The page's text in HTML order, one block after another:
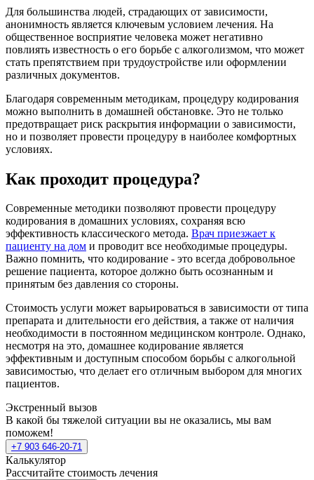
Для большинства людей, страдающих от зависимости,
анонимность является ключевым условием лечения. На
общественное восприятие человека может негативно
повлиять известность о его борьбе с алкоголизмом, что может
стать препятствием при трудоустройстве или оформлении
различных документов.
Благодаря современным методикам, процедуру кодирования
можно выполнить в домашней обстановке. Это не только
предотвращает риск раскрытия информации о зависимости,
но и позволяет провести процедуру в наиболее комфортных
условиях.
Как проходит процедура?
Современные методики позволяют провести процедуру
кодирования в домашних условиях, сохраняя всю
эффективность классического метода. Врач приезжает к
пациенту на дом и проводит все необходимые процедуры.
Важно помнить, что кодирование - это всегда добровольное
решение пациента, которое должно быть осознанным и
принятым без давления со стороны.
Стоимость услуги может варьироваться в зависимости от типа
препарата и длительности его действия, а также от наличия
необходимости в постоянном медицинском контроле. Однако,
несмотря на это, домашнее кодирование является
эффективным и доступным способом борьбы с алкогольной
зависимостью, что делает его отличным выбором для многих
пациентов.
Экстренный вызов
В какой бы тяжелой ситуации вы не оказались, мы вам
поможем!
+7 903 646-20-71
Калькулятор
Рассчитайте стоимость лечения